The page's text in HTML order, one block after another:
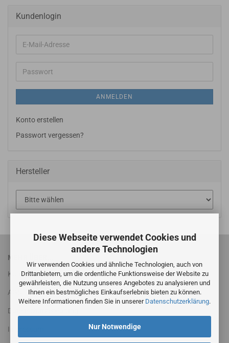
Diese Webseite verwendet Cookies und
andere Technologien
Wir verwenden Cookies und ähnliche Technologien, auch von
Drittanbietern, um die ordentliche Funktionsweise der Website zu
gewährleisten, die Nutzung unseres Angebotes zu analysieren und
Ihnen ein bestmögliches Einkaufserlebnis bieten zu können.
Weitere Informationen finden Sie in unserer Datenschutzerklärung.
Nur Notwendige
Kundenlogin
E-
Mail-
Adresse
Passwort
ANMELDEN
Konto erstellen
Passwort vergessen?
Hersteller
MEHR ÜBER...
Kontakt
AGB
Datenschutzerklärung
Impressum